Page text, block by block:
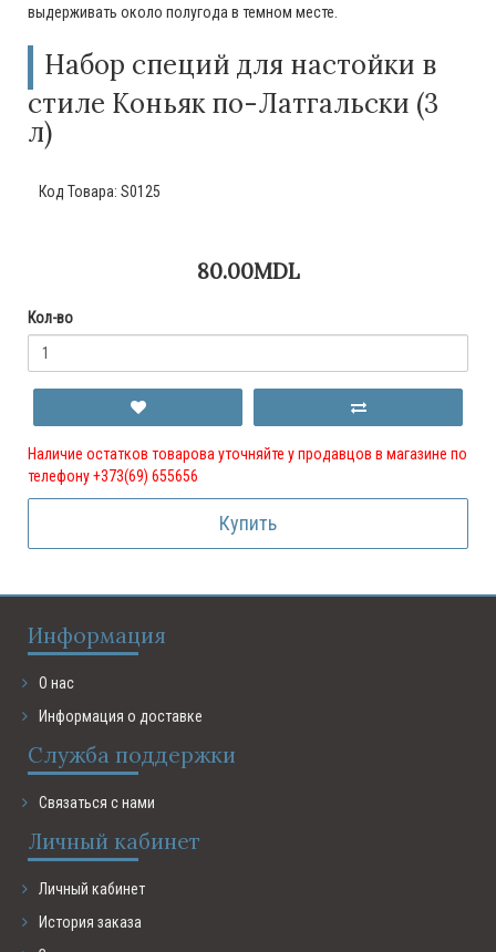
выдерживать около полугода в темном месте.
Набор специй для настойки в
стиле Коньяк по-Латгальски (3
л)
Код Товара: S0125
80.00MDL
Кол-во
Наличие остатков товарова уточняйте у продавцов в магазине по
телефону +373(69) 655656
Купить
Информация
О нас
Информация о доставке
Служба поддержки
Связаться с нами
Личный кабинет
Личный кабинет
История заказа